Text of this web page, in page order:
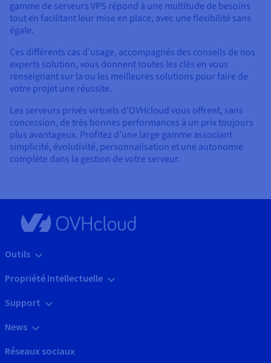
gamme de serveurs VPS répond à une multitude de besoins
tout en facilitant leur mise en place, avec une flexibilité sans
égale.
Ces différents cas d’usage, accompagnés des conseils de nos
experts solution, vous donnent toutes les clés en vous
renseignant sur la ou les meilleures solutions pour faire de
votre projet une réussite.
Les serveurs privés virtuels d’OVHcloud vous offrent, sans
concession, de très bonnes performances à un prix toujours
plus avantageux. Profitez d’une large gamme associant
simplicité, évolutivité, personnalisation et une autonomie
complète dans la gestion de votre serveur.
Outils
Propriété Intellectuelle
Support
News
Réseaux sociaux